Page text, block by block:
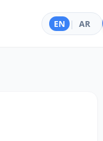
EN | AR